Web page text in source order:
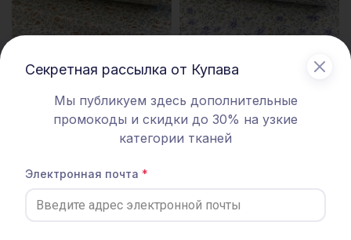
Сатин "Летние цветы" цв.белый,
ш.1.6м, хлопок-100%, 110гр/м.кв
390 руб.
Секретная рассылка от Купава
Мы публикуем здесь дополнительные
промокоды и скидки до 30% на узкие
категории тканей
Электронная почта